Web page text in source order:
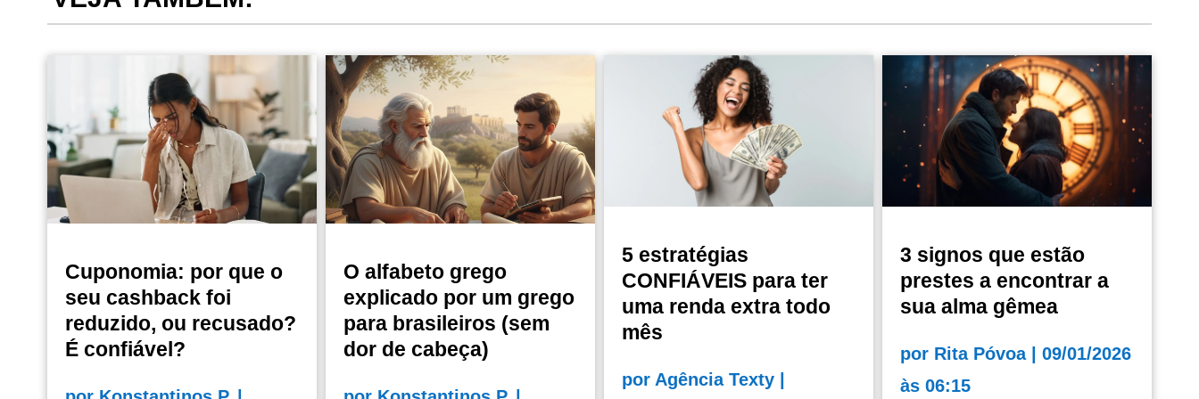
Cuponomia: por que o
seu cashback foi
reduzido, ou recusado?
É confiável?
O alfabeto grego
explicado por um grego
para brasileiros (sem
dor de cabeça)
5 estratégias
CONFIÁVEIS para ter
uma renda extra todo
mês
por Agência Texty|
3 signos que estão
prestes a encontrar a
sua alma gêmea
por Rita Póvoa|09/01/2026
às 06:15